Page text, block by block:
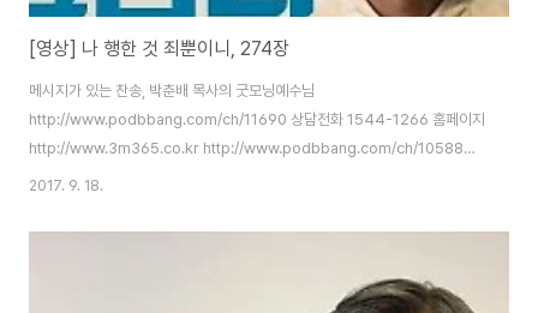
[영상] 나 행한 것 죄뿐이니, 274장
메시지가 있는 찬송, 박춘배 목사의 굿모닝예수님
http://www.podbbang.com/ch/11690 상담전화 1544-1266 홈페이지
http://www.3m365.co.kr http://www.podbbang.com/ch/10588
http://www.podbbang.com/ch/11491
2017. 9. 18.